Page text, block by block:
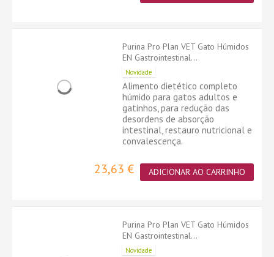
Purina Pro Plan VET Gato Húmidos
EN Gastrointestinal...
Novidade
Alimento dietético completo
húmido para gatos adultos e
gatinhos, para redução das
desordens de absorção
intestinal, restauro nutricional e
convalescença.
23,63 € ADICIONAR AO CARRINHO
Purina Pro Plan VET Gato Húmidos
EN Gastrointestinal...
Novidade